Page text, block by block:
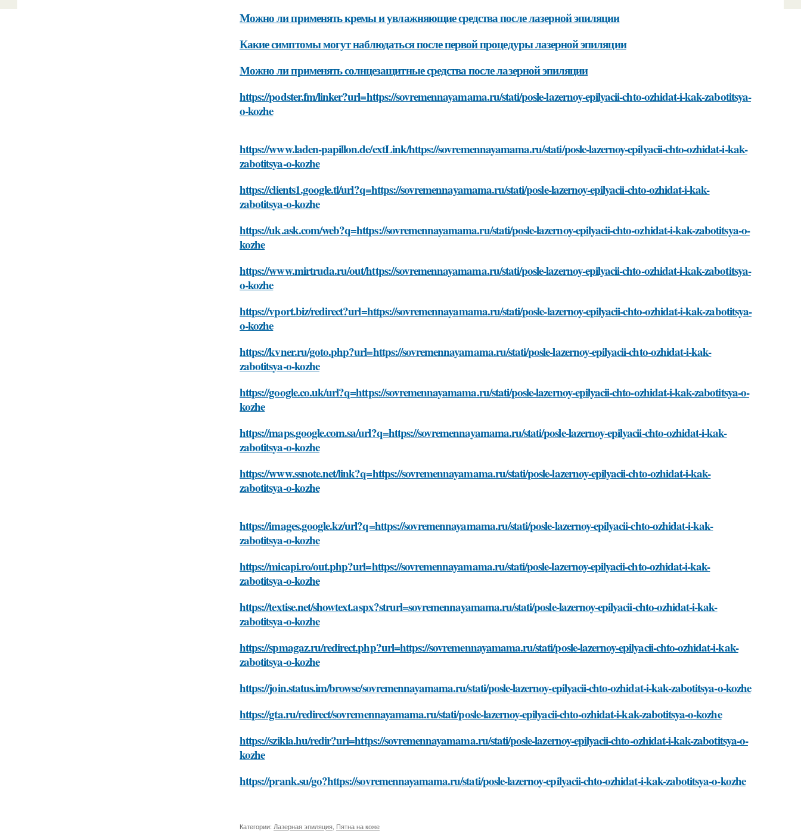
Можно ли применять кремы и увлажняющие средства после лазерной эпиляции
Какие симптомы могут наблюдаться после первой процедуры лазерной эпиляции
Можно ли применять солнцезащитные средства после лазерной эпиляции
https://podster.fm/linker?url=https://sovremennayamama.ru/stati/posle-lazernoy-epilyacii-chto-ozhidat-i-kak-zabotitsya-
o-kozhe
https://www.laden-papillon.de/extLink/https://sovremennayamama.ru/stati/posle-lazernoy-epilyacii-chto-ozhidat-i-kak-
zabotitsya-o-kozhe
https://clients1.google.tl/url?q=https://sovremennayamama.ru/stati/posle-lazernoy-epilyacii-chto-ozhidat-i-kak-
zabotitsya-o-kozhe
https://uk.ask.com/web?q=https://sovremennayamama.ru/stati/posle-lazernoy-epilyacii-chto-ozhidat-i-kak-zabotitsya-o-
kozhe
https://www.mirtruda.ru/out/https://sovremennayamama.ru/stati/posle-lazernoy-epilyacii-chto-ozhidat-i-kak-zabotitsya-
o-kozhe
https://vport.biz/redirect?url=https://sovremennayamama.ru/stati/posle-lazernoy-epilyacii-chto-ozhidat-i-kak-zabotitsya-
o-kozhe
https://kvner.ru/goto.php?url=https://sovremennayamama.ru/stati/posle-lazernoy-epilyacii-chto-ozhidat-i-kak-
zabotitsya-o-kozhe
https://google.co.uk/url?q=https://sovremennayamama.ru/stati/posle-lazernoy-epilyacii-chto-ozhidat-i-kak-zabotitsya-o-
kozhe
https://maps.google.com.sa/url?q=https://sovremennayamama.ru/stati/posle-lazernoy-epilyacii-chto-ozhidat-i-kak-
zabotitsya-o-kozhe
https://www.ssnote.net/link?q=https://sovremennayamama.ru/stati/posle-lazernoy-epilyacii-chto-ozhidat-i-kak-
zabotitsya-o-kozhe
https://images.google.kz/url?q=https://sovremennayamama.ru/stati/posle-lazernoy-epilyacii-chto-ozhidat-i-kak-
zabotitsya-o-kozhe
https://micapi.ro/out.php?url=https://sovremennayamama.ru/stati/posle-lazernoy-epilyacii-chto-ozhidat-i-kak-
zabotitsya-o-kozhe
https://textise.net/showtext.aspx?strurl=sovremennayamama.ru/stati/posle-lazernoy-epilyacii-chto-ozhidat-i-kak-
zabotitsya-o-kozhe
https://spmagaz.ru/redirect.php?url=https://sovremennayamama.ru/stati/posle-lazernoy-epilyacii-chto-ozhidat-i-kak-
zabotitsya-o-kozhe
https://join.status.im/browse/sovremennayamama.ru/stati/posle-lazernoy-epilyacii-chto-ozhidat-i-kak-zabotitsya-o-kozhe
https://gta.ru/redirect/sovremennayamama.ru/stati/posle-lazernoy-epilyacii-chto-ozhidat-i-kak-zabotitsya-o-kozhe
https://szikla.hu/redir?url=https://sovremennayamama.ru/stati/posle-lazernoy-epilyacii-chto-ozhidat-i-kak-zabotitsya-o-
kozhe
https://prank.su/go?https://sovremennayamama.ru/stati/posle-lazernoy-epilyacii-chto-ozhidat-i-kak-zabotitsya-o-kozhe
Категории: Лазерная эпиляция Пятна на коже